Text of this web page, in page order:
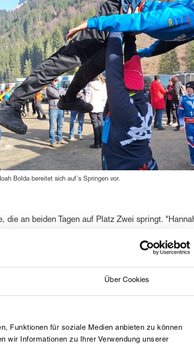
Über Cookies
Funktionen für soziale Medien anbieten zu können
wir Informationen zu Ihrer Verwendung unserer
Bolda bereitet sich auf´s Springen vor.
die an beiden Tagen auf Platz Zwei springt.
Nachwuchs sehr wichtig ist und uns in Zukunft
in Seefeld, wo sie sich Rippen geprellt und das
hat", ist Hopfgartner happy.